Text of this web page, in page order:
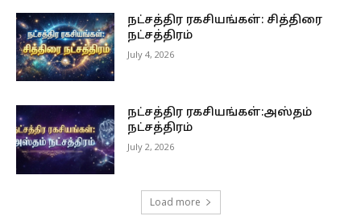
நட்சத்திர ரகசியங்கள்: சித்திரை
நட்சத்திரம்
July 4, 2026
நட்சத்திர ரகசியங்கள்:அஸ்தம்
நட்சத்திரம்
July 2, 2026
Load more